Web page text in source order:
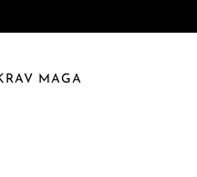
MAGA